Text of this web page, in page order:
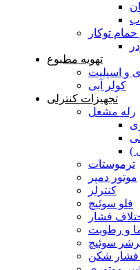
توکار
تهویه مطبوع
و اسپلیت
کولر آبی
تجهیزات کنترلی
رله مشعل
)
ترموستات
موتور دمپر
کنترلر
فلو سوئیچ
فشار
و رطوبت
سوئیچ
فشار شکن